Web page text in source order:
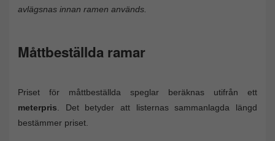
avlägsnas innan ramen används.
Måttbeställda ramar
Priset för måttbeställda speglar beräknas utifrån ett
meterpris. Det betyder att listernas sammanlagda längd
bestämmer priset.